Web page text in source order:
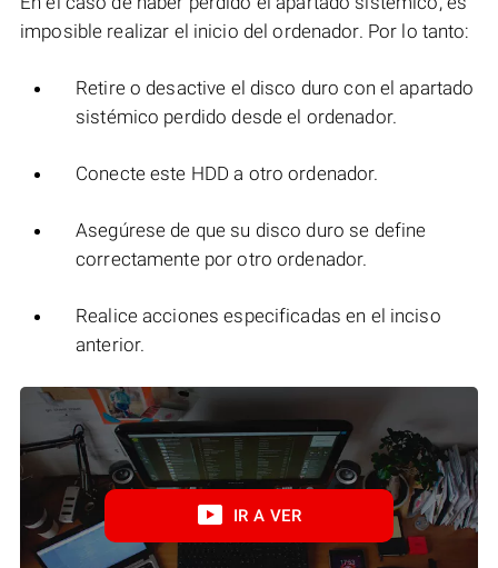
imposible realizar el inicio del ordenador. Por lo tanto:
Retire o desactive el disco duro con el apartado
sistémico perdido desde el ordenador.
Conecte este HDD a otro ordenador.
Asegúrese de que su disco duro se define
correctamente por otro ordenador.
Realice acciones especificadas en el inciso
anterior.
IR A VER